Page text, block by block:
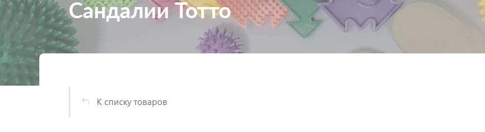
Сандалии Тотто
К списку товаров